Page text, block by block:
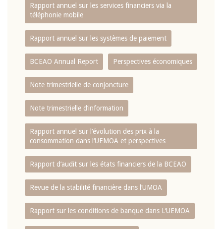
Rapport annuel sur les services financiers via la
téléphonie mobile
Rapport annuel sur les systèmes de paiement
BCEAO Annual Report Perspectives économiques
Note trimestrielle de conjoncture
Note trimestrielle d‘information
Rapport annuel sur l‘évolution des prix à la
consommation dans l‘UEMOA et perspectives
Rapport d‘audit sur les états financiers de la BCEAO
Revue de la stabilité financière dans l‘UMOA
Rapport sur les conditions de banque dans L‘UEMOA